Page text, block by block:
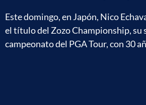
Este domingo, en Japón, Nico
el título del Zozo Championship, su
campeonato del PGA Tour, con 30